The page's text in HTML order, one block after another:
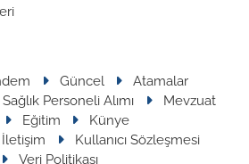
Güncel
Atamalar
Sağlık Personeli Alımı
Mevzuat
Eğitim
Künye
İletişim
Kullanıcı Sözleşmesi
Veri Politikası